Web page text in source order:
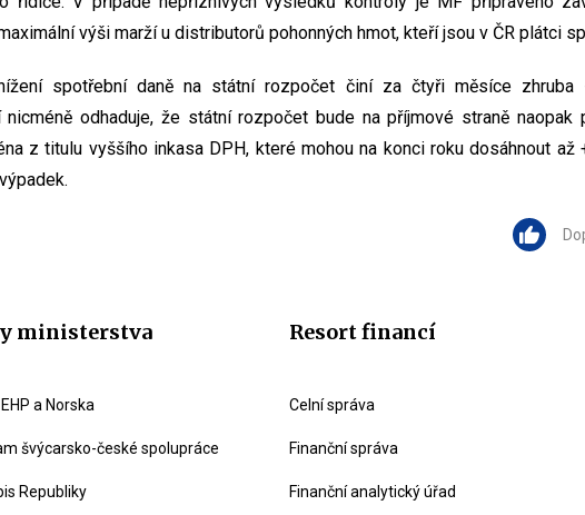
výši marží u distributorů pohonných hmot, kteří jsou v ČR plátci
spotřební daně na státní rozpočet činí za čtyři měsíce zhruba
odhaduje, že státní rozpočet bude na příjmové straně naopak
z titulu vyššího inkasa DPH, které mohou na konci roku dosáhnout až
ministerstva
a Norska
švýcarsko-české spolupráce
Republiky
Resort financí
Celní správa
Finanční správa
Finanční analytický úřad